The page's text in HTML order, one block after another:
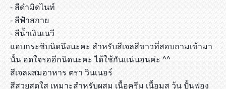
- สีดำมิดไนท์
- สีฟ้าสกาย
- สีน้ำเงินเนวี
แอบกระซิบนิดนึงนะคะ สำหรับสีเจลสีขาวที่สอบถามเข้ามา
นั้น อดใจรออีกนิดนะคะ ได้ใช้กันแน่นอนค่ะ ^^
สีเจลผสมอาหาร ตรา วินเนอร์
สีสวยสดใส เหมาะสำหรับผสม เนื้อครีม เนื้อมูส วุ้น ปั้นฟอง